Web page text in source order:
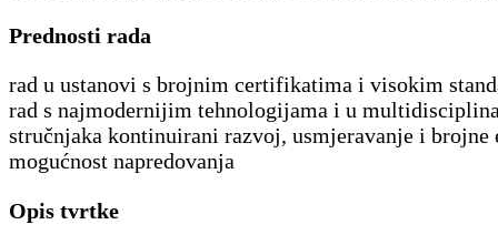
Prednosti rada
rad u ustanovi s brojnim certifikatima i visokim
rad s najmodernijim tehnologijama i u
stručnjaka kontinuirani razvoj, usmjeravanje i brojne
mogućnost napredovanja
Opis tvrtke